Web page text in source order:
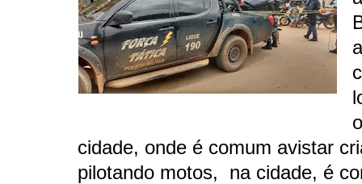
cidade, onde é comum avistar
pilotando motos, na cidade, é